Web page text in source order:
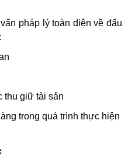
pháp lý toàn diện về đấu
thu giữ tài sản
trong quá trình thực hiện